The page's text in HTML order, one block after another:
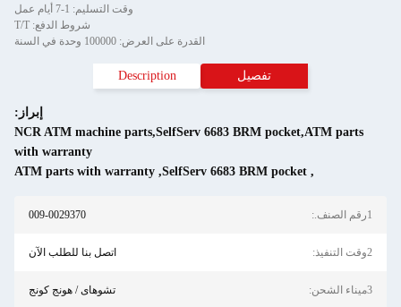
وقت التسليم: 1-7 أيام عمل
شروط الدفع: T/T
القدرة على العرض: 100000 وحدة في السنة
تفصيل Description
إبراز:
NCR ATM machine parts,SelfServ 6683 BRM pocket,ATM parts
with warranty
,
SelfServ 6683 BRM pocket
,
ATM parts with warranty
1رقم الصنف.: 009-0029370
2وقت التنفيذ: اتصل بنا للطلب الآن
3ميناء الشحن: تشوهاى / هونج كونج